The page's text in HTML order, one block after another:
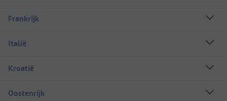
Frankrijk
Italië
Kroatië
Oostenrijk